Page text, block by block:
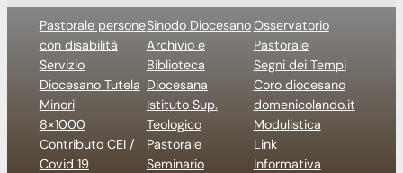
Pastorale persone
con disabilità
Servizio
Diocesano Tutela
Minori
8×1000
Contributo CEI /
Covid 19
Sinodo Diocesano
Archivio e
Biblioteca
Diocesana
Istituto Sup.
Teologico
Pastorale
Seminario
Osservatorio
Pastorale
Segni dei Tempi
Coro diocesano
domenicolando.it
Modulistica
Link
Informativa